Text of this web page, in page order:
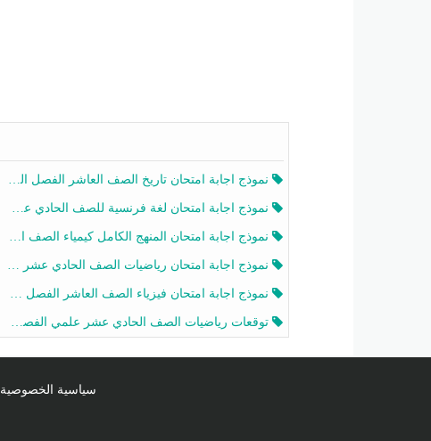
نموذج اجابة امتحان تاريخ الصف العاشر الفصل الثاني 2025-2026
نموذج اجابة امتحان لغة فرنسية للصف الحادي عشر أدبي الفصل الثاني 2025-2026
نموذج اجابة امتحان المنهج الكامل كيمياء الصف الحادي عشر علمي الفصل الثاني 2025-2026
نموذج اجابة امتحان رياضيات الصف الحادي عشر علمي الفصل الثاني 2025-2026
نموذج اجابة امتحان فيزياء الصف العاشر الفصل الثاني 2025-2026
توقعات رياضيات الصف الحادي عشر علمي الفصل الثاني 2025-2026 أ عمرو فايز
سياسية الخصوصية Privacy Policy